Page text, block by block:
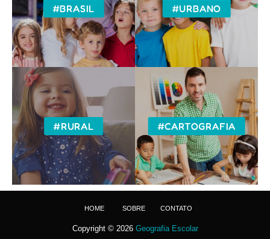
#BRASIL #URBANO
#RURAL #CARTOGRAFIA
HOME SOBRE CONTATO
Copyright © 2026 Geografia Escolar